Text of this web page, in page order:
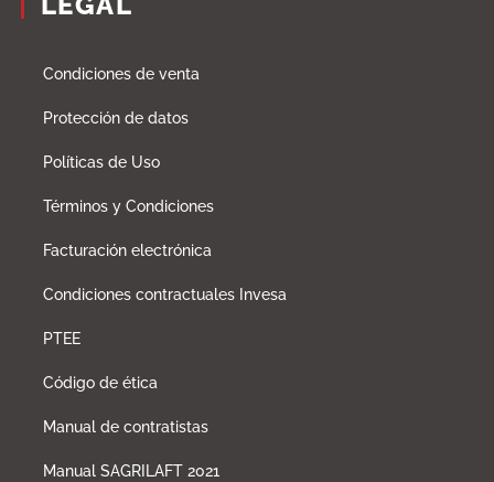
Condiciones de venta
Protección de datos
Políticas de Uso
Términos y Condiciones
Facturación electrónica
Condiciones contractuales Invesa
PTEE
Código de ética
Manual de contratistas
Manual SAGRILAFT 2021